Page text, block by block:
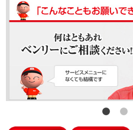
店舗日記
スタッフ紹介
プライバシーポリシー
本部スマホサイト